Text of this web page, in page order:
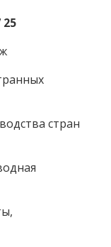
25
стран